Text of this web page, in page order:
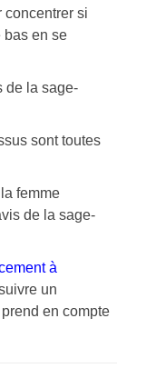
concentrer si
bas en se
de la sage-
sont toutes
femme
de la sage-
à
un
en compte